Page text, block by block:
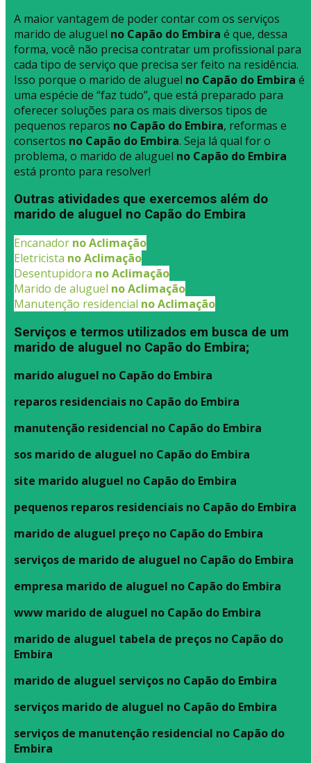
A maior vantagem de poder contar com os serviços
marido de aluguel no Capão do Embira é que, dessa
forma, você não precisa contratar um profissional para
cada tipo de serviço que precisa ser feito na residência.
Isso porque o marido de aluguel no Capão do Embira é
uma espécie de “faz tudo”, que está preparado para
oferecer soluções para os mais diversos tipos de
pequenos reparos no Capão do Embira, reformas e
consertos no Capão do Embira. Seja lá qual for o
problema, o marido de aluguel no Capão do Embira
está pronto para resolver!
Outras atividades que exercemos além do
marido de aluguel no Capão do Embira
Encanador no Aclimação
Eletricista no Aclimação
Desentupidora no Aclimação
Marido de aluguel no Aclimação
Manutenção residencial no Aclimação
Serviços e termos utilizados em busca de um
marido de aluguel no Capão do Embira;
marido aluguel no Capão do Embira
reparos residenciais no Capão do Embira
manutenção residencial no Capão do Embira
sos marido de aluguel no Capão do Embira
site marido aluguel no Capão do Embira
pequenos reparos residenciais no Capão do Embira
marido de aluguel preço no Capão do Embira
serviços de marido de aluguel no Capão do Embira
empresa marido de aluguel no Capão do Embira
www marido de aluguel no Capão do Embira
marido de aluguel tabela de preços no Capão do
Embira
marido de aluguel serviços no Capão do Embira
serviços marido de aluguel no Capão do Embira
serviços de manutenção residencial no Capão do
Embira